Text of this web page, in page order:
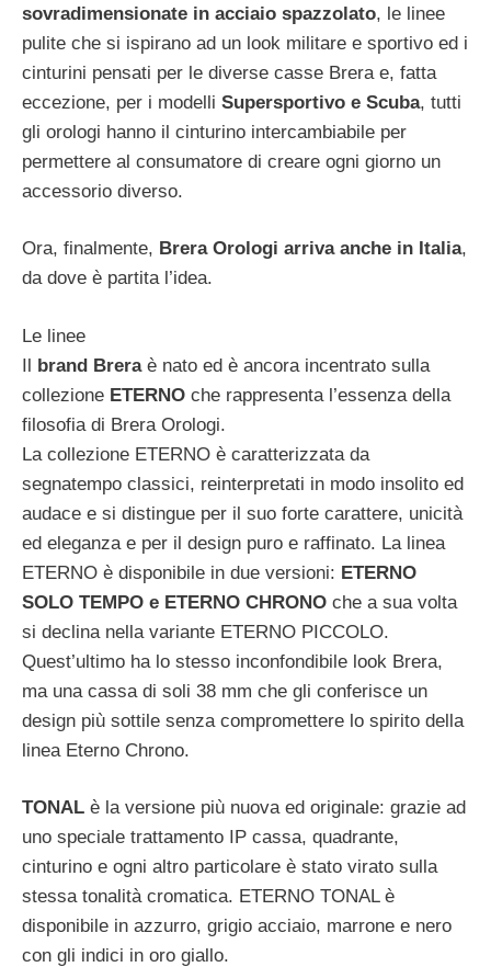
sovradimensionate in acciaio spazzolato, le linee
pulite che si ispirano ad un look militare e sportivo ed i
cinturini pensati per le diverse casse Brera e, fatta
eccezione, per i modelli Supersportivo e Scuba, tutti
gli orologi hanno il cinturino intercambiabile per
permettere al consumatore di creare ogni giorno un
accessorio diverso.
Ora, finalmente, Brera Orologi arriva anche in Italia,
da dove è partita l’idea.
Le linee
Il brand Brera è nato ed è ancora incentrato sulla
collezione ETERNO che rappresenta l’essenza della
filosofia di Brera Orologi.
La collezione ETERNO è caratterizzata da
segnatempo classici, reinterpretati in modo insolito ed
audace e si distingue per il suo forte carattere, unicità
ed eleganza e per il design puro e raffinato. La linea
ETERNO è disponibile in due versioni: ETERNO
SOLO TEMPO e ETERNO CHRONO che a sua volta
si declina nella variante ETERNO PICCOLO.
Quest’ultimo ha lo stesso inconfondibile look Brera,
ma una cassa di soli 38 mm che gli conferisce un
design più sottile senza compromettere lo spirito della
linea Eterno Chrono.
TONAL è la versione più nuova ed originale: grazie ad
uno speciale trattamento IP cassa, quadrante,
cinturino e ogni altro particolare è stato virato sulla
stessa tonalità cromatica. ETERNO TONAL è
disponibile in azzurro, grigio acciaio, marrone e nero
con gli indici in oro giallo.